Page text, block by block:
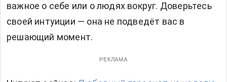
важное о себе или о людях вокруг. Доверьтесь
своей интуиции — она не подведёт вас в
решающий момент.
РЕКЛАМА